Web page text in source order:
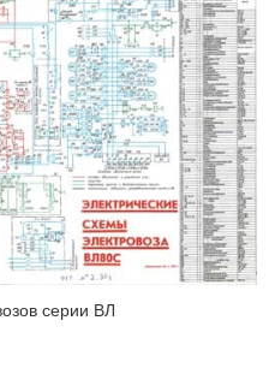
серии ВЛ